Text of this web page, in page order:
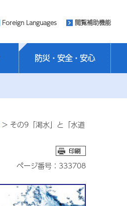
Foreign Languages 閲覧補助機能
防災・安全・安心
> その9「渇水」と「水道
ページ番号：333708